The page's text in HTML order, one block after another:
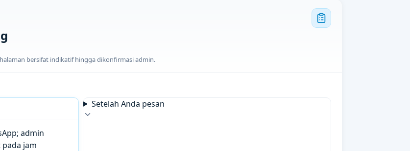
bersifat indikatif hingga dikonfirmasi admin.
admin
jam
Setelah Anda pesan